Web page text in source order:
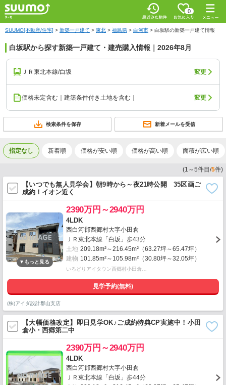
0
SUUMO[不動産/住宅] > 新築一戸建て > 東北 > 福島県 > 白河市 > 白坂駅の新築一戸建て情報
白坂駅から探す新築一戸建て・建売購入情報｜2026年8月
ＪＲ東北本線/白坂 変更
価格未定含む｜建築条件付き土地を含む｜ 変更
検索条件を保存 新着メールを受信
指定なし 新着順 価格が安い順 価格が高い順 面積が広い順
(1 ～5件目/5件)
【いつでも無人見学会】朝9時から～夜21時公開 35区画ご
成約！イオン近く
2390万円～2940万円
4LDK
西白河郡西郷村大字小田倉
ＪＲ東北本線「白坂」歩43分
土地 209.18m²～216.45m²（63.27坪～65.47坪）
建物 101.85m²～105.98m²（30.80坪～32.05坪）
いろどりアイタウン西郷村小田倉…
見学予約(無料)
(株)アイダ設計郡山支店
【大幅価格改定】即日見学OK♪ご成約特典CP実施中！小田
倉小・西郷第二中
2390万円～2940万円
4LDK
西白河郡西郷村大字小田倉
ＪＲ東北本線「白坂」歩44分